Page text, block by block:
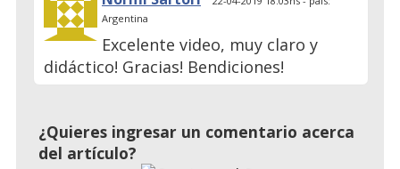
Argentina
Excelente video, muy claro y
didáctico! Gracias! Bendiciones!
¿Quieres ingresar un comentario acerca
del artículo?